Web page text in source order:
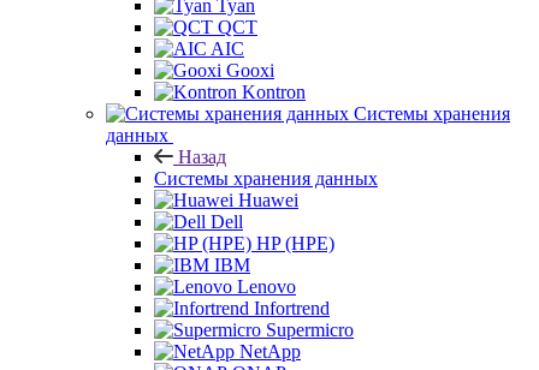
Tyan
QCT
AIC
Gooxi
Kontron
Системы хранения
данных
Назад
Системы хранения данных
Huawei
Dell
HP (HPE)
IBM
Lenovo
Infortrend
Supermicro
NetApp